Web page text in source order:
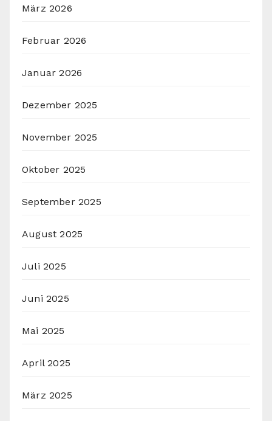
März 2026
Februar 2026
Januar 2026
Dezember 2025
November 2025
Oktober 2025
September 2025
August 2025
Juli 2025
Juni 2025
Mai 2025
April 2025
März 2025